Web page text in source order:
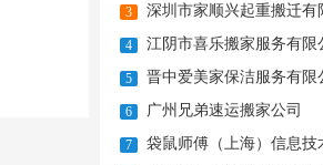
3 深圳市家顺兴起重搬迁有
4 江阴市喜乐搬家服务有限
5 晋中爱美家保洁服务有限
6 广州兄弟速运搬家公司
7 袋鼠师傅（上海）信息技